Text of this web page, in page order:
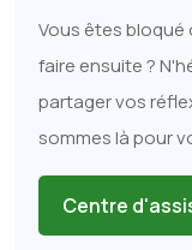
Vous êtes
faire ensuite ?
partager vos
sommes là pour
Centre